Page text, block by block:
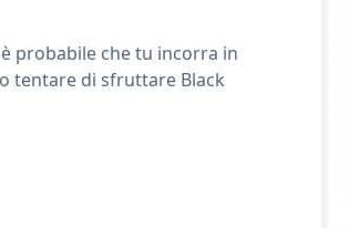
probabile che tu incorra in
tentare di sfruttare Black